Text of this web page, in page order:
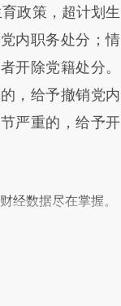
政策，超计划生
内职务处分；情
开除党籍处分。
，给予撤销党内
严重的，给予开
经数据尽在掌握。